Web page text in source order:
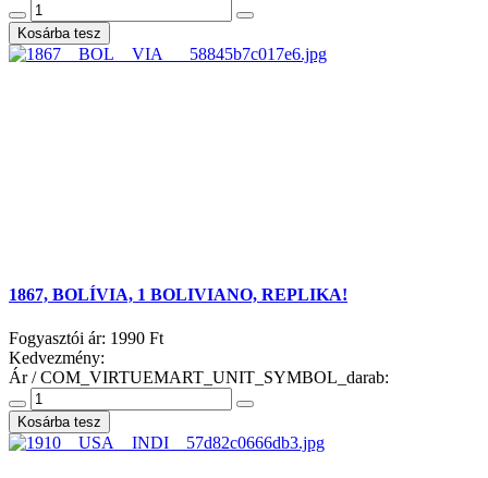
1867, BOLÍVIA, 1 BOLIVIANO, REPLIKA!
Fogyasztói ár: 1990 Ft
Kedvezmény:
Ár / COM_VIRTUEMART_UNIT_SYMBOL_darab: